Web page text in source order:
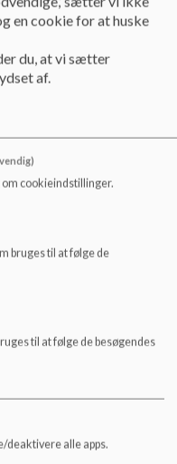
end de normalt
temaer, der styrker
og anderledes
der understøtter
Søbyuge, som
hele skolen til en
mulighed for at styrke
og skabe en
skolens store
da de giver eleverne
på tværs af egen og
socialt netværk og
både de faglige og
en cookie for at huske
du, at vi sætter
af.
cookieindstillinger.
bruges til at følge de
til at følge de besøgendes
deaktivere alle apps.